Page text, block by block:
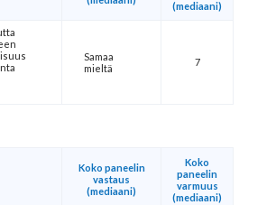
(mediaani)
Samaa
mieltä
7
Koko paneelin
vastaus
(mediaani)
Koko
paneelin
varmuus
(mediaani)